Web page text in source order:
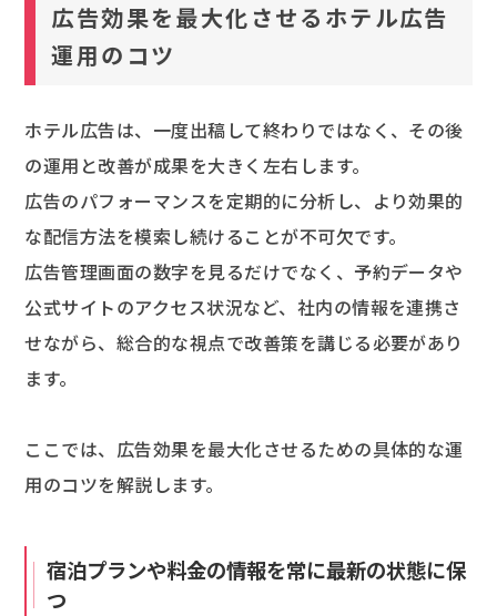
広告効果を最大化させるホテル広告
運用のコツ
ホテル広告は、一度出稿して終わりではなく、その後
の運用と改善が成果を大きく左右します。
広告のパフォーマンスを定期的に分析し、より効果的
な配信方法を模索し続けることが不可欠です。
広告管理画面の数字を見るだけでなく、予約データや
公式サイトのアクセス状況など、社内の情報を連携さ
せながら、総合的な視点で改善策を講じる必要があり
ます。
ここでは、広告効果を最大化させるための具体的な運
用のコツを解説します。
宿泊プランや料金の情報を常に最新の状態に保
つ